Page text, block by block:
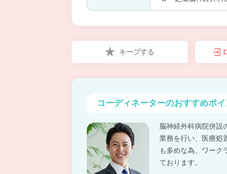
キープする
コーディネーターのおすすめポイ
脳神経外科病院併設
業務を行い、医療処
も多めな為、ワーク
ております。